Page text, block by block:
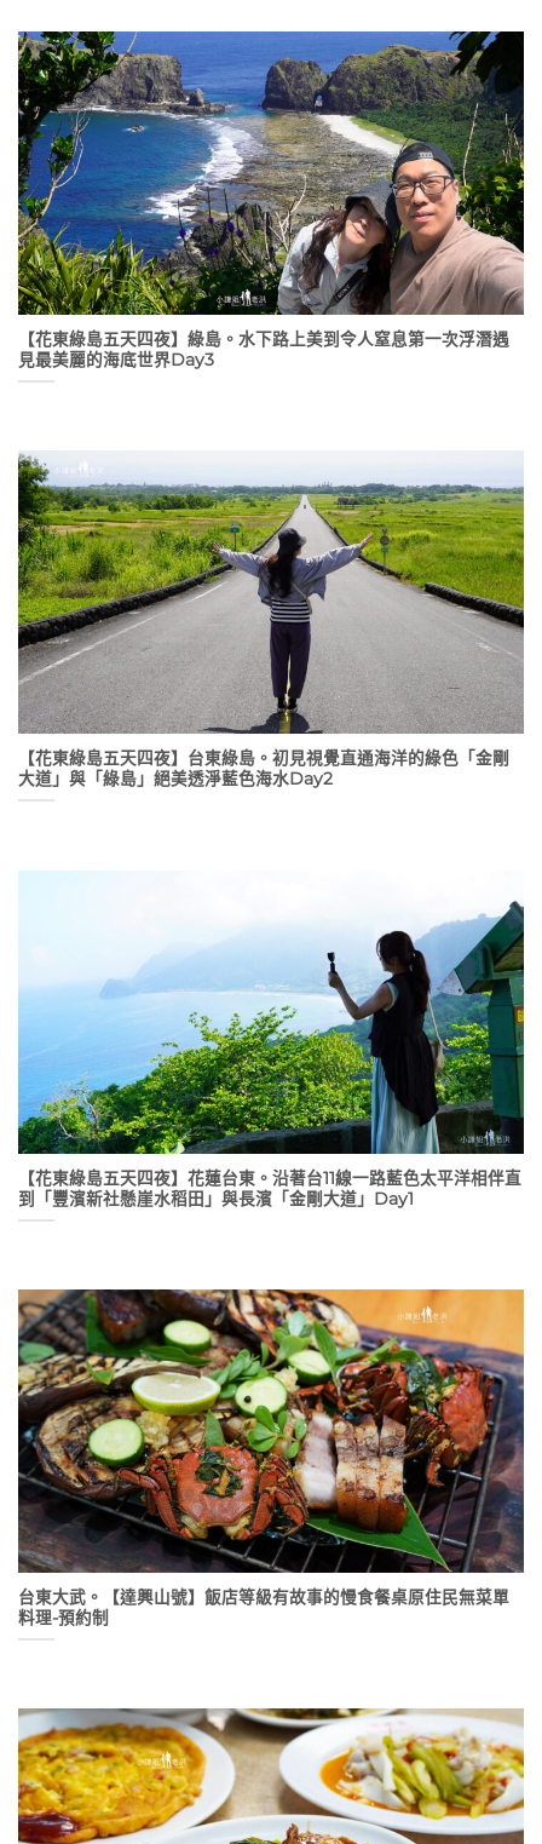
【花東綠島五天四夜】綠島。水下路上美到令人窒息第一次浮潛遇
見最美麗的海底世界Day3
【花東綠島五天四夜】台東綠島。初見視覺直通海洋的綠色「金剛
大道」與「綠島」絕美透淨藍色海水Day2
【花東綠島五天四夜】花蓮台東。沿著台11線一路藍色太平洋相伴直
到「豐濱新社懸崖水稻田」與長濱「金剛大道」Day1
台東大武。【達興山號】飯店等級有故事的慢食餐桌原住民無菜單
料理-預約制